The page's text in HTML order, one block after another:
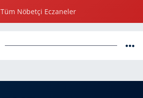
Tüm Nöbetçi Eczaneler